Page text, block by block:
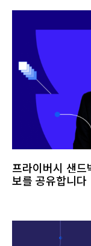
프라이버시 샌
보를 공유합니다